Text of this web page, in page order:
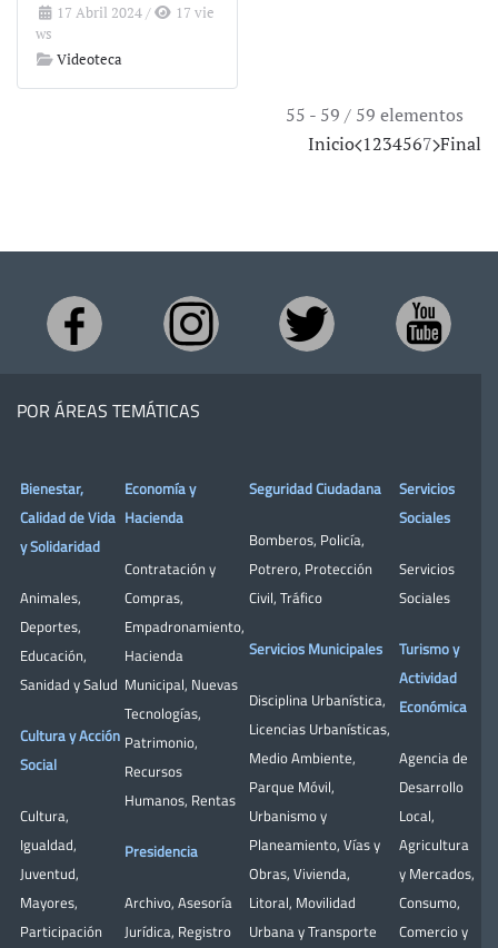
17 Abril 2024 /
17 vie
ws
Videoteca
55 - 59 / 59 elementos
Inicio 1234567 Final
POR ÁREAS TEMÁTICAS
Bienestar,
Calidad de Vida
y Solidaridad
Animales,
Deportes,
Educación,
Sanidad y Salud
Cultura y Acción
Social
Cultura,
Igualdad,
Juventud,
Mayores,
Participación
Economía y
Hacienda
Contratación y
Compras,
Empadronamiento,
Hacienda
Municipal, Nuevas
Tecnologías,
Patrimonio,
Recursos
Humanos, Rentas
Presidencia
Archivo, Asesoría
Jurídica, Registro
Seguridad Ciudadana
Bomberos, Policía,
Potrero, Protección
Civil, Tráfico
Servicios Municipales
Disciplina Urbanística,
Licencias Urbanísticas,
Medio Ambiente,
Parque Móvil,
Urbanismo y
Planeamiento, Vías y
Obras, Vivienda,
Litoral, Movilidad
Urbana y Transporte
Servicios
Sociales
Servicios
Sociales
Turismo y
Actividad
Económica
Agencia de
Desarrollo
Local,
Agricultura
y Mercados,
Consumo,
Comercio y